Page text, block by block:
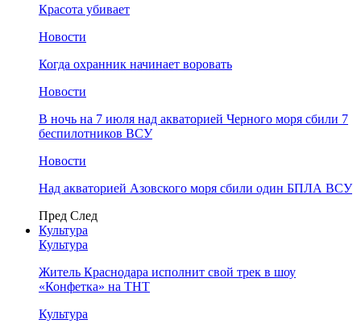
Красота убивает
Новости
Когда охранник начинает воровать
Новости
В ночь на 7 июля над акваторией Черного моря сбили 7
беспилотников ВСУ
Новости
Над акваторией Азовского моря сбили один БПЛА ВСУ
Пред След
Культура
Культура
Житель Краснодара исполнит свой трек в шоу
«Конфетка» на ТНТ
Культура